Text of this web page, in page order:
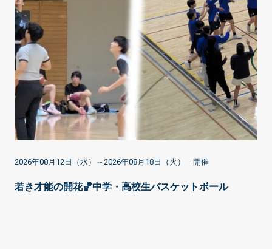
2026年08月12日（水）～2026年08月18日（火） 開催
若き才能の開花🏀中学・高校生バスケットボール